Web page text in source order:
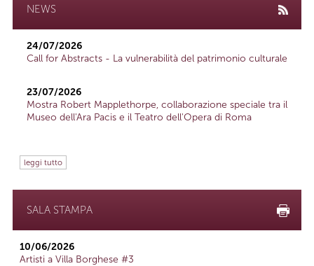
NEWS
24/07/2026
Call for Abstracts - La vulnerabilità del patrimonio culturale
23/07/2026
Mostra Robert Mapplethorpe, collaborazione speciale tra il
Museo dell'Ara Pacis e il Teatro dell'Opera di Roma
leggi tutto
SALA STAMPA
10/06/2026
Artisti a Villa Borghese #3